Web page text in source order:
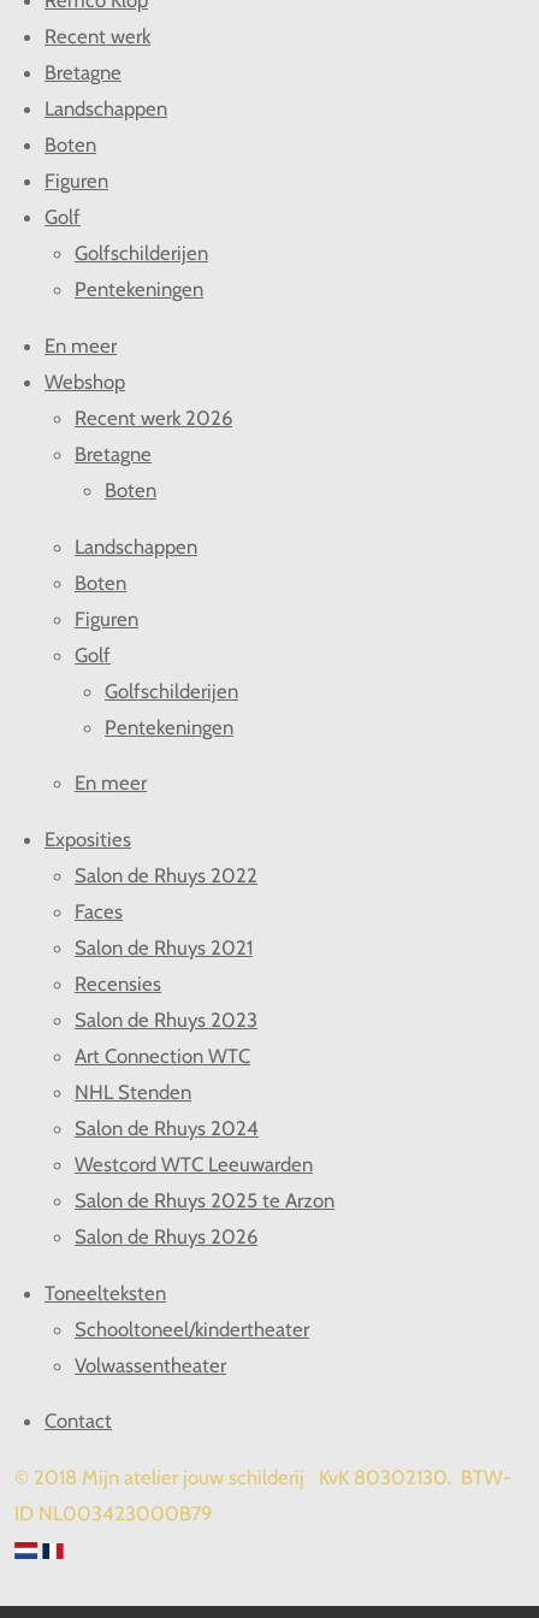
Recent werk
Bretagne
Landschappen
Boten
Figuren
Golf
Golfschilderijen
Pentekeningen
En meer
Webshop
Recent werk 2026
Bretagne
Boten
Landschappen
Boten
Figuren
Golf
Golfschilderijen
Pentekeningen
En meer
Exposities
Salon de Rhuys 2022
Faces
Salon de Rhuys 2021
Recensies
Salon de Rhuys 2023
Art Connection WTC
NHL Stenden
Salon de Rhuys 2024
Westcord WTC Leeuwarden
Salon de Rhuys 2025 te Arzon
Salon de Rhuys 2026
Toneelteksten
Schooltoneel/kindertheater
Volwassentheater
Contact
© 2018 Mijn atelier jouw schilderij KvK 80302130. BTW-
ID NL003423000B79